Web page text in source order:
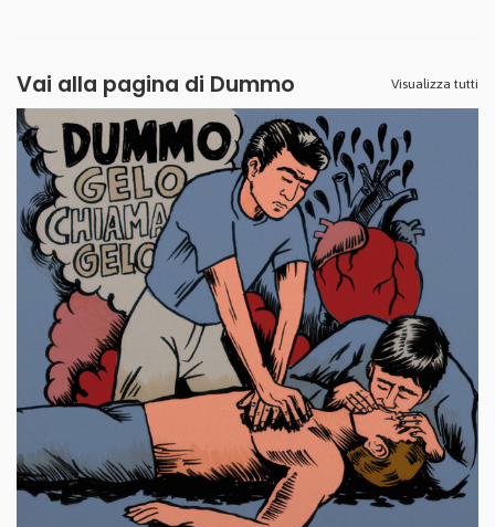
Vai alla pagina di Dummo Visualizza tutti